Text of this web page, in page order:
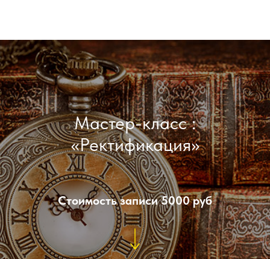
Мастер-класс :
«Ректификация»
Стоимость записи 5000 руб